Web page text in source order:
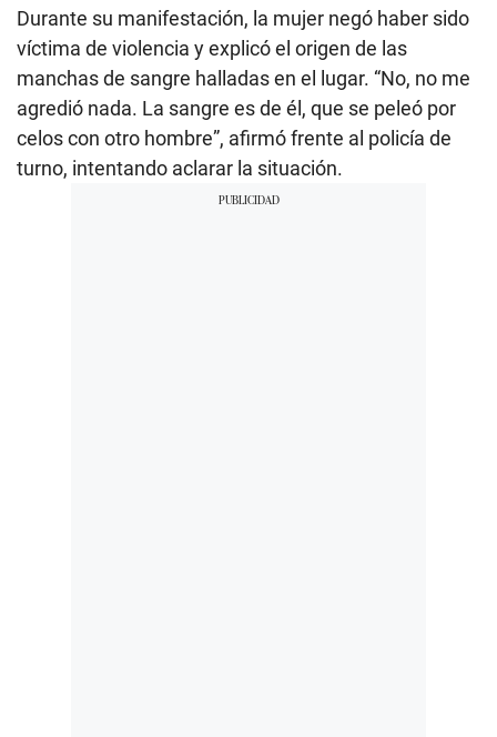
Durante su manifestación, la mujer negó haber sido
víctima de violencia y explicó el origen de las
manchas de sangre halladas en el lugar. “No, no me
agredió nada. La sangre es de él, que se peleó por
celos con otro hombre”, afirmó frente al policía de
turno, intentando aclarar la situación.